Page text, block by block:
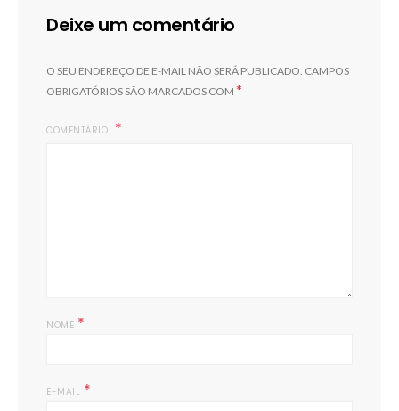
Deixe um comentário
O SEU ENDEREÇO DE E-MAIL NÃO SERÁ PUBLICADO. CAMPOS
OBRIGATÓRIOS SÃO MARCADOS COM *
COMENTÁRIO
NOME *
E-MAIL *